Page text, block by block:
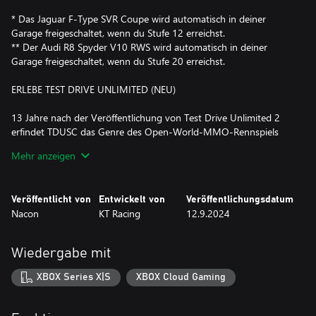
* Das Jaguar F-Type SVR Coupe wird automatisch in deiner
Garage freigeschaltet, wenn du Stufe 12 erreichst.
** Der Audi R8 Spyder V10 RWS wird automatisch in deiner
Garage freigeschaltet, wenn du Stufe 20 erreichst.
ERLEBE TEST DRIVE UNLIMITED (NEU)
13 Jahre nach der Veröffentlichung von Test Drive Unlimited 2
erfindet TDUSC das Genre des Open-World-MMO-Rennspiels
Spielelemente und unglaublicher Detailtreue. Mach eine
Solar-Hotel-Suite aus. Jedes Auto bietet ein ganz eigenes
Fahrerlebnis und jede Menge Details (Fenster, Schiebedach,
ERKUNDE HONGKONG ISLAND
Mehr anzeigen
Veröffentlicht von
Nacon
Entwickelt von
KT Racing
Veröffentlichungsdatum
12.9.2024
Wiedergabe mit
XBOX Series X|S XBOX Cloud Gaming